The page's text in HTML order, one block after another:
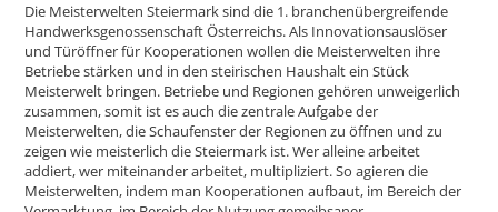
Die Meisterwelten Steiermark sind die 1. branchenübergreifende
Handwerksgenossenschaft Österreichs. Als Innovationsauslöser
und Türöffner für Kooperationen wollen die Meisterwelten ihre
Betriebe stärken und in den steirischen Haushalt ein Stück
Meisterwelt bringen. Betriebe und Regionen gehören unweigerlich
zusammen, somit ist es auch die zentrale Aufgabe der
Meisterwelten, die Schaufenster der Regionen zu öffnen und zu
zeigen wie meisterlich die Steiermark ist. Wer alleine arbeitet
addiert, wer miteinander arbeitet, multipliziert. So agieren die
Meisterwelten, indem man Kooperationen aufbaut, im Bereich der